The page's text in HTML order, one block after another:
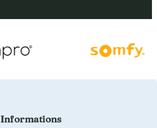
Informations